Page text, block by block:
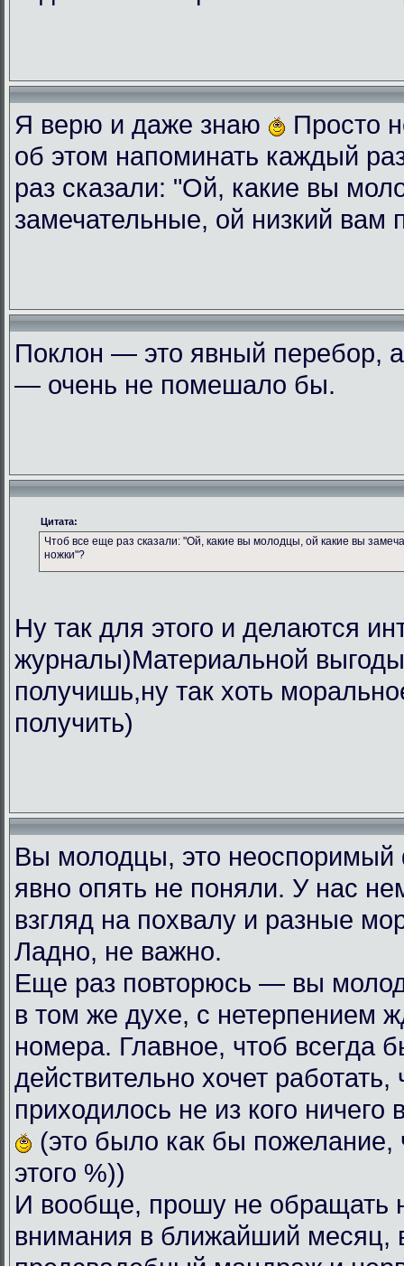
Я верю и даже знаю
Просто
об этом напоминать каждый
раз сказали: "Ой, какие вы
замечательные, ой низкий вам
Поклон — это явный перебор,
— очень не помешало бы.
Цитата:
Чтоб все еще раз сказали: "Ой, какие вы молодцы, ой какие вы
ножки"?
Ну так для этого и делаются
журналы)Материальной
получишь,ну так хоть
получить)
Вы молодцы, это
явно опять не поняли. У нас
взгляд на похвалу и разные
Ладно, не важно.
Еще раз повторюсь — вы
в том же духе, с нетерпением
номера. Главное, чтоб всегда
действительно хочет работать,
приходилось не из кого ничего
(это было как бы пожелание,
этого %))
И вообще, прошу не обращать
внимания в ближайший месяц,